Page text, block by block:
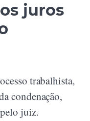
juros
trabalhista,
condenação,
juiz.